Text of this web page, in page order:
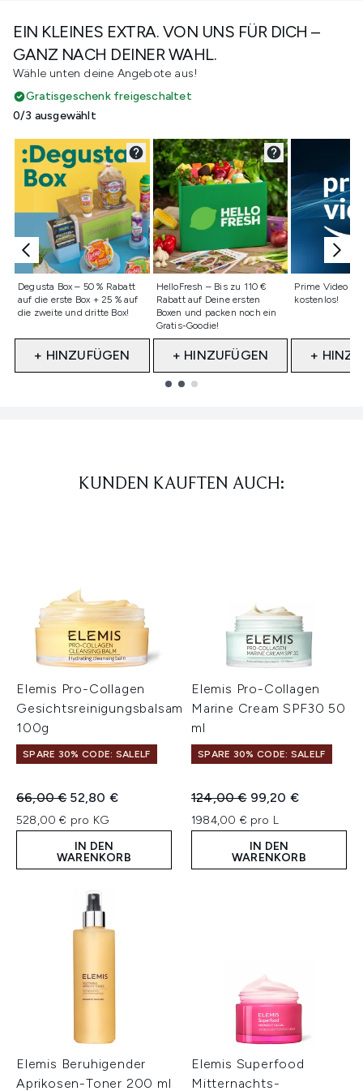
EIN KLEINES EXTRA. VON UNS FÜR DICH –
GANZ NACH DEINER WAHL.
Wähle unten deine Angebote aus!
Gratisgeschenk freigeschaltet
0/3 ausgewählt
Degusta Box – 50 % Rabatt
auf die erste Box + 25 % auf
die zweite und dritte Box!
Nicht ausgewählt
+ HINZUFÜGEN
HelloFresh – Bis zu 110 €
Rabatt auf Deine ersten
Boxen und packen noch ein
Gratis-Goodie!
Nicht ausgewählt
+ HINZUFÜGEN
Prime Video -
kostenlos!
Nicht
+
KUNDEN KAUFTEN AUCH:
Elemis Pro-Collagen
Gesichtsreinigungsbalsam
100g
SPARE 30% CODE: SALELF
Unverbindliche Preisempfehlung:
66,00 € Aktueller Preis:
52,80 €
528,00 € pro KG
IN DEN
WARENKORB
Elemis Pro-Collagen
Marine Cream SPF30 50
ml
SPARE 30% CODE: SALELF
Unverbindliche
124,00 € Aktueller Preis:
99,20 €
1984,00 € pro L
IN DEN
WARENKORB
Elemis Beruhigender
Aprikosen-Toner 200 ml
Elemis Superfood
Mitternachts-